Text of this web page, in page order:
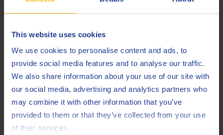
This website uses cookies
We use cookies to personalise content and ads, to
provide social media features and to analyse our traffic.
We also share information about your use of our site with
our social media, advertising and analytics partners who
may combine it with other information that you’ve
provided to them or that they’ve collected from your use
of their services.